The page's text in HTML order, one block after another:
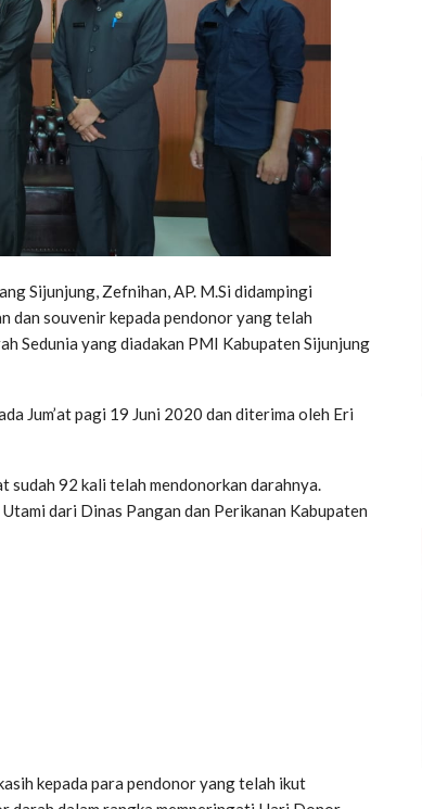
Sijunjung, Zefnihan, AP. M.Si didampingi
dan souvenir kepada pendonor yang telah
Sedunia yang diadakan PMI Kabupaten Sijunjung
Jum’at pagi 19 Juni 2020 dan diterima oleh Eri
sudah 92 kali telah mendonorkan darahnya.
dari Dinas Pangan dan Perikanan Kabupaten
kepada para pendonor yang telah ikut